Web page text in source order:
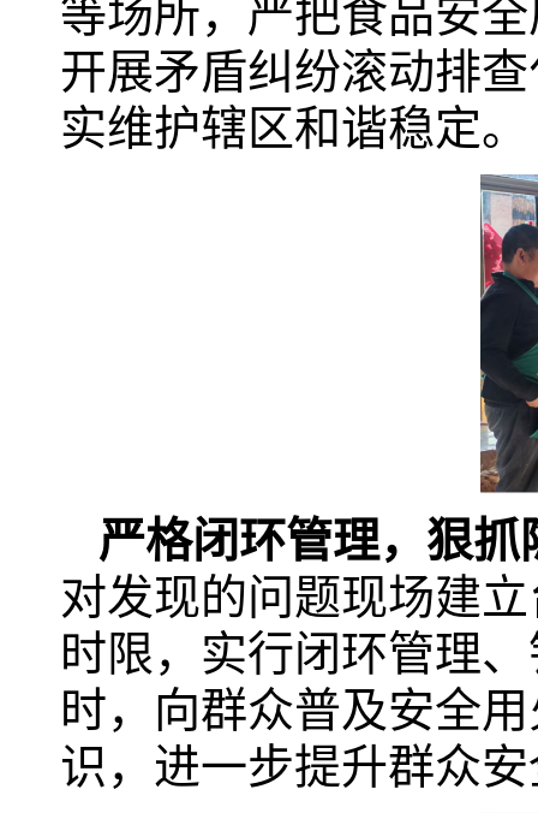
等场所，严把食品安
开展矛盾纠纷滚动排
实维护辖区和谐稳定。
严格闭环管理，狠抓
对发现的问题现场建
时限，实行闭环管理
时，向群众普及安全
识，进一步提升群众